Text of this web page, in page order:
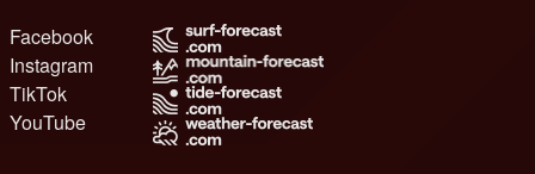
Facebook
Instagram
TikTok
YouTube